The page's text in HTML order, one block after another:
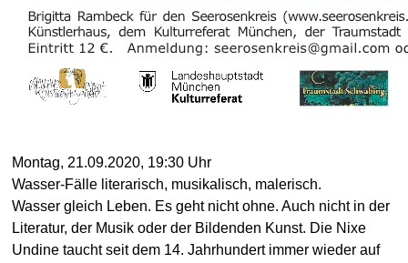
Montag, 21.09.2020, 19:30 Uhr
Wasser-Fälle literarisch, musikalisch, malerisch.
Wasser gleich Leben. Es geht nicht ohne. Auch nicht in der
Literatur, der Musik oder der Bildenden Kunst. Die Nixe
Undine taucht seit dem 14. Jahrhundert immer wieder auf